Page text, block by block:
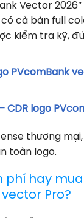
Vector 2026”
có cả bản full
kiểm tra kỹ,
PVcomBank
– CDR logo
thương
toàn logo.
phí hay
Pro?